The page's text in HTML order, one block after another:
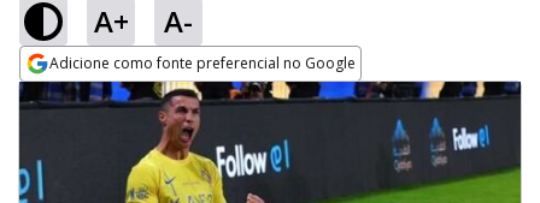
A+ A-
Adicione como fonte preferencial no Google
Opens in new window